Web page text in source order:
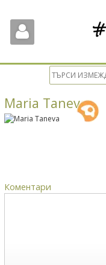
Maria Taneva
Коментари